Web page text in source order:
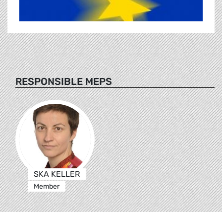
RESPONSIBLE MEPS
SKA KELLER
Member